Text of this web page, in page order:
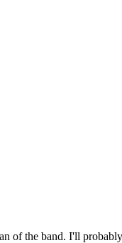
of the band. I'll